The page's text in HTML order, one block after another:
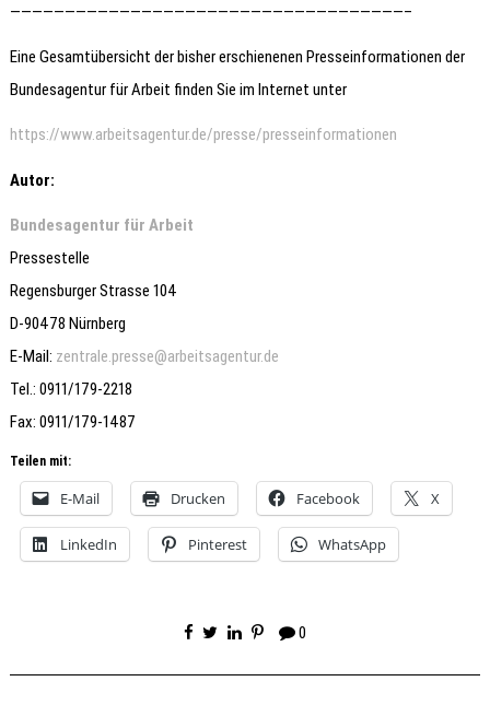
————————————————————————————————————–
Eine Gesamtübersicht der bisher erschienenen Presseinformationen der
Bundesagentur für Arbeit finden Sie im Internet unter
https://www.arbeitsagentur.de/presse/presseinformationen
Autor:
Bundesagentur für Arbeit
Pressestelle
Regensburger Strasse 104
D-90478 Nürnberg
E-Mail: zentrale.presse@arbeitsagentur.de
Tel.: 0911/179-2218
Fax: 0911/179-1487
Teilen mit:
E-Mail Drucken Facebook X
LinkedIn Pinterest WhatsApp
0